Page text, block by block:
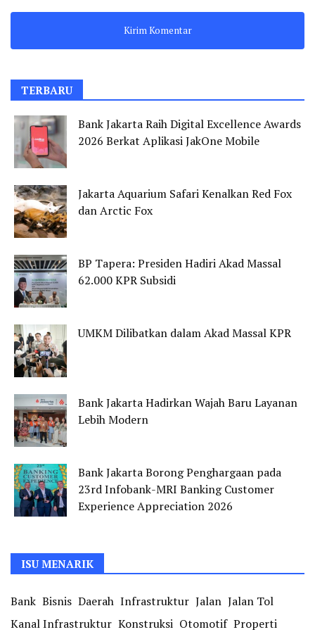
TERBARU
Bank Jakarta Raih Digital Excellence Awards
2026 Berkat Aplikasi JakOne Mobile
Jakarta Aquarium Safari Kenalkan Red Fox
dan Arctic Fox
BP Tapera: Presiden Hadiri Akad Massal
62.000 KPR Subsidi
UMKM Dilibatkan dalam Akad Massal KPR
Bank Jakarta Hadirkan Wajah Baru Layanan
Lebih Modern
Bank Jakarta Borong Penghargaan pada
23rd Infobank-MRI Banking Customer
Experience Appreciation 2026
ISU MENARIK
Bank Bisnis Daerah Infrastruktur Jalan Jalan Tol
Kanal Infrastruktur Konstruksi Otomotif Properti